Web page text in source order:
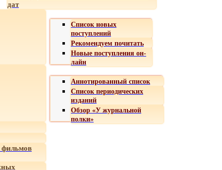
дат
Список новых
поступлений
Рекомендуем почитать
Новые поступления он-
лайн
Аннотированный список
Список периодических
изданий
Обзор «У журнальной
полки»